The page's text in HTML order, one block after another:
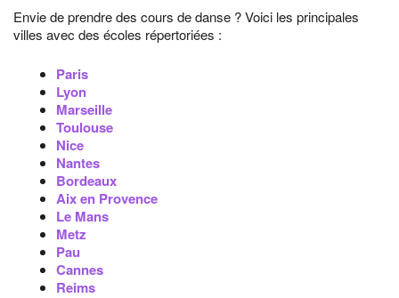
Envie de prendre des cours de danse ? Voici les principales
villes avec des écoles répertoriées :
Paris
Lyon
Marseille
Toulouse
Nice
Nantes
Bordeaux
Aix en Provence
Le Mans
Metz
Pau
Cannes
Reims